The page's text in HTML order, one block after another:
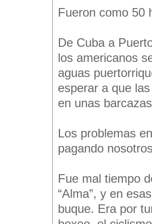
Fueron como 50
De Cuba a
los americanos
aguas
esperar a que
en unas
Los problemas
pagando
Fue mal tiempo
“Alma”, y en
buque. Era por